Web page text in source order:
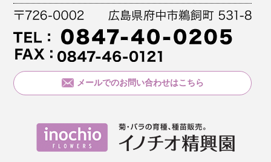
メールでのお問い合わせはこちら